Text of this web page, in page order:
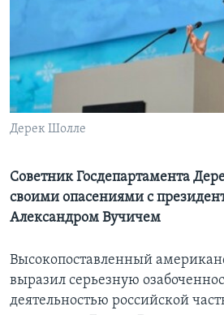
СОЦИАЛЬНЫЕ СЕТИ
Дерек Шолле
Советник Госдепартамента
своими опасениями с
Александром Вучичем
Высокопоставленный
выразил серьезную
деятельностью российской